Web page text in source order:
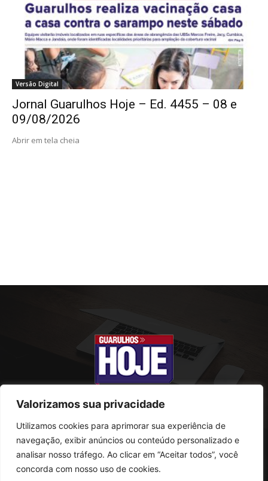
Valorizamos sua privacidade
Utilizamos cookies para aprimorar sua experiência de
navegação, exibir anúncios ou conteúdo personalizado e
analisar nosso tráfego. Ao clicar em “Aceitar todos”, você
concorda com nosso uso de cookies.
Versão Digital
Jornal Guarulhos Hoje – Ed. 4455 – 08 e
09/08/2026
Abrir em tela cheia
SOBRE NÓS
Rua Conselheiro Antonio Prado, 121